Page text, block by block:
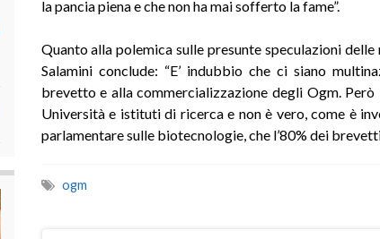
la pancia piena e che non ha mai sofferto la fame”.
Quanto alla polemica sulle presunte speculazioni
Salamini conclude: “E’ indubbio che ci siano
brevetto e alla commercializzazione degli Ogm.
Università e istituti di ricerca e non è vero, come è
parlamentare sulle biotecnologie, che l’80% dei
ogm